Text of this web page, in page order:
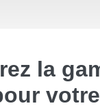
la